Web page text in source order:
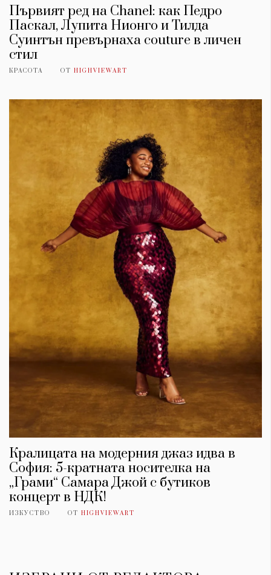
Първият ред на Chanel: как Педро
Паскал, Лупита Нионго и Тилда
Суинтън превърнаха couture в личен
стил
КРАСОТА ОТ HIGHVIEWART
Кралицата на модерния джаз идва в
София: 5-кратната носителка на
„Грами“ Самара Джой с бутиков
концерт в НДК!
ИЗКУСТВО ОТ HIGHVIEWART